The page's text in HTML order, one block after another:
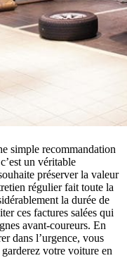
simple recommandation
un véritable
préserver la valeur
régulier fait toute la
la durée de
ces factures salées qui
avant-coureurs. En
dans l’urgence, vous
votre voiture en